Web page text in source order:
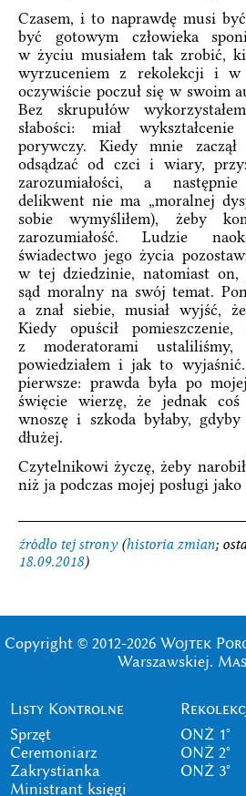
Czasem, i to naprawdę musi
być gotowym człowieka
w życiu musiałem tak zrobić,
wyrzuceniem z rekolekcji i
oczywiście poczuł się w swoim
Bez skrupułów
słabości: miał
porywczy. Kiedy mnie
odsądzać od czci i wiary,
zarozumiałości, a
delikwent nie ma „moralnej
sobie wymyśliłem), żeby
zarozumiałość. Ludzie
świadectwo jego życia
w tej dziedzinie, natomiast on,
sąd moralny na swój temat.
a znał siebie, musiał wyjść,
Kiedy opuścił
z moderatorami
powiedziałem i jak to
pierwsze: prawda była po
święcie wierzę, że jednak
wnoszę i szkoda byłaby,
dłużej.
Czytelnikowi życzę, żeby
niż ja podczas mojej posługi
źródło tej strony(historia zmian;
18.09.2018)
Copyright © 2012-2026 Wojtek
Warszawskiej.
Listy Kontrolne
Sprzęt
Ceremoniarz
Zakrystianka
Ministrant księgi
ONŻ 1°
ONŻ 2°
ONŻ 3°